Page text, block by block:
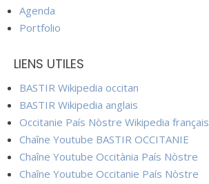
Agenda
Portfolio
LIENS UTILES
BASTIR Wikipedia occitan
BASTIR Wikipedia anglais
Occitanie País Nòstre Wikipedia français
Chaîne Youtube BASTIR OCCITANIE
Chaîne Youtube Occitània País Nòstre
Chaîne Youtube Occitanie País Nòstre